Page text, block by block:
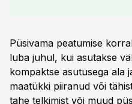
Püsivama peatumise
luba juhul, kui asutakse
kompaktse asutusega ala
maatükki piiranud või
tahe telkimist või muud